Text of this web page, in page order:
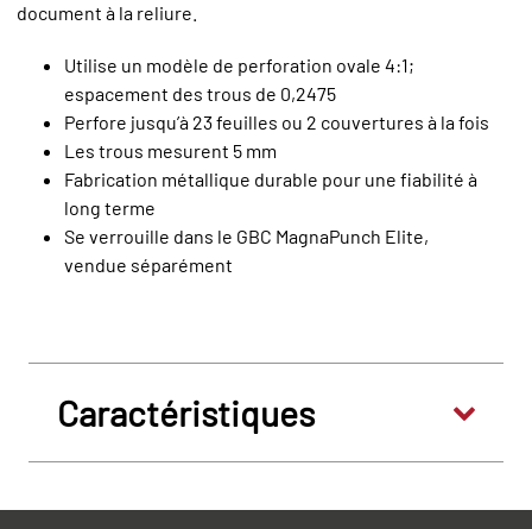
document à la reliure.
Utilise un modèle de perforation ovale 4:1;
espacement des trous de 0,2475
Perfore jusqu’à 23 feuilles ou 2 couvertures à la fois
Les trous mesurent 5 mm
Fabrication métallique durable pour une fiabilité à
long terme
Se verrouille dans le GBC MagnaPunch Elite,
vendue séparément
Caractéristiques